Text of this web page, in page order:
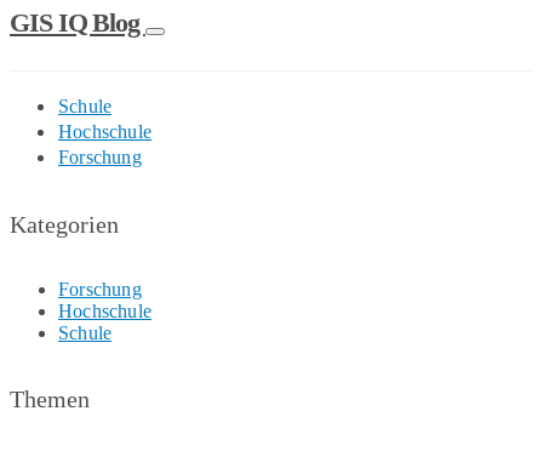
GIS IQ Blog
Schule
Hochschule
Forschung
Kategorien
Forschung
Hochschule
Schule
Themen